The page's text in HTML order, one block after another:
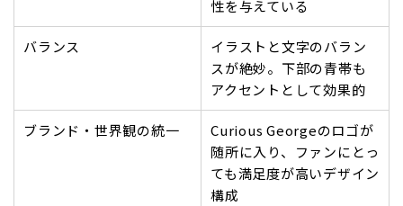
性を与えている
バランス
イラストと文字のバラン
スが絶妙。下部の青帯も
アクセントとして効果的
ブランド・世界観の統一
Curious Georgeのロゴが
随所に入り、ファンにとっ
ても満足度が高いデザイン
構成